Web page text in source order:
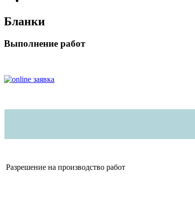
Бланки
Выполнение работ
Разрешение на производство работ